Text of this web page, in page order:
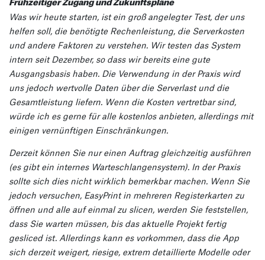
Was wir heute starten, ist ein groß angelegter Test, der uns
helfen soll, die benötigte Rechenleistung, die Serverkosten
und andere Faktoren zu verstehen. Wir testen das System
intern seit Dezember, so dass wir bereits eine gute
Ausgangsbasis haben. Die Verwendung in der Praxis wird
uns jedoch wertvolle Daten über die Serverlast und die
Gesamtleistung liefern. Wenn die Kosten vertretbar sind,
würde ich es gerne für alle kostenlos anbieten, allerdings mit
einigen vernünftigen Einschränkungen.
Derzeit können Sie nur einen Auftrag gleichzeitig ausführen
(es gibt ein internes Warteschlangensystem). In der Praxis
sollte sich dies nicht wirklich bemerkbar machen. Wenn Sie
jedoch versuchen, EasyPrint in mehreren Registerkarten zu
öffnen und alle auf einmal zu slicen, werden Sie feststellen,
dass Sie warten müssen, bis das aktuelle Projekt fertig
gesliced ist. Allerdings kann es vorkommen, dass die App
sich derzeit weigert, riesige, extrem detaillierte Modelle oder